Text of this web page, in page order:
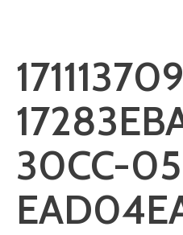
30CC-